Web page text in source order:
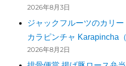
2026年8月3日
ジャックフルーツのカリ
カラピンチャ Karapincha
2026年8月2日